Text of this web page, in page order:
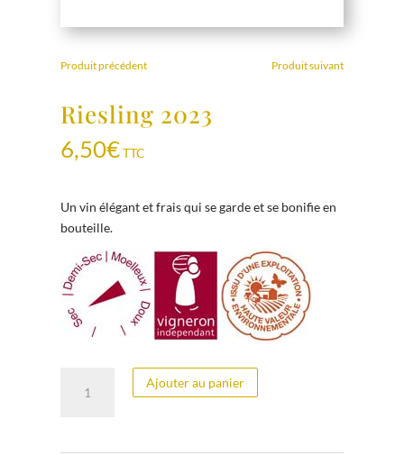
Produit précédent Produit suivant
Riesling 2023
6,50€TTC
Un vin élégant et frais qui se garde et se bonifie en
bouteille.
Ajouter au panier